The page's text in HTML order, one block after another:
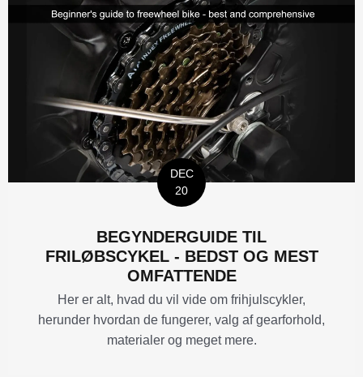
DEC
20
BEGYNDERGUIDE TIL
FRILØBSCYKEL - BEDST OG MEST
OMFATTENDE
Her er alt, hvad du vil vide om frihjulscykler,
herunder hvordan de fungerer, valg af gearforhold,
materialer og meget mere.